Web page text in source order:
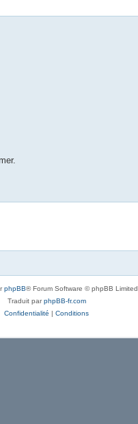
phpBB® Forum Software © phpBB Limited
Traduit parphpBB-fr.com
Confidentialité | Conditions